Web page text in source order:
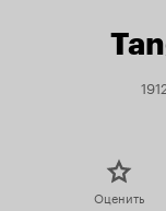
Оценить